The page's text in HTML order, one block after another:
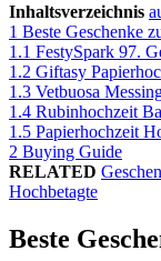
Inhaltsverzeichnis
1 Beste Geschenke
1.1 FestySpark 97.
1.2 Giftasy
1.3 Vetbuosa
1.4 Rubinhochzeit
1.5 Papierhochzeit
2 Buying Guide
RELATED
Hochbetagte
Beste